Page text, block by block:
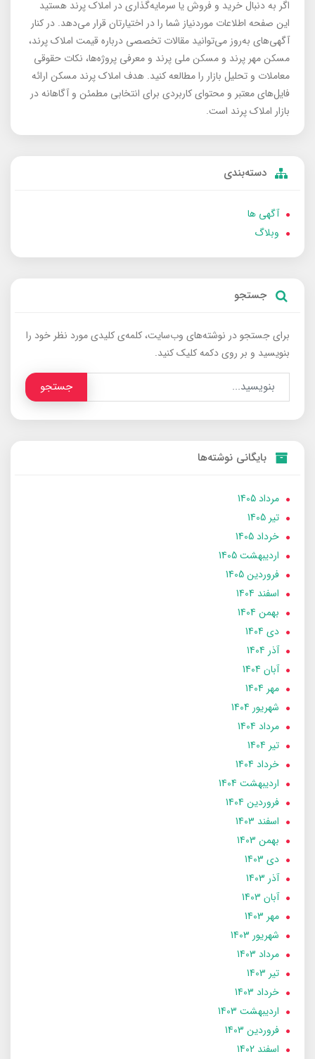
اگر به دنبال خرید و فروش یا سرمایه‌گذاری در املاک پرند هستید
این صفحه اطلاعات موردنیاز شما را در اختیارتان قرار می‌دهد. در کنار
آگهی‌های به‌روز می‌توانید مقالات تخصصی درباره قیمت املاک پرند،
مسکن مهر پرند و مسکن ملی پرند و معرفی پروژه‌ها، نکات حقوقی
معاملات و تحلیل بازار را مطالعه کنید. هدف املاک پرند مسکن ارائه
فایل‌های معتبر و محتوای کاربردی برای انتخابی مطمئن و آگاهانه در
بازار املاک پرند است.
دسته‌بندی
آگهی ها
وبلاگ
جستجو
برای جستجو در نوشته‌های وب‌سایت، کلمه‌ی کلیدی مورد نظر خود را
بنویسید و بر روی دکمه کلیک کنید.
جستجو
بایگانی نوشته‌ها
مرداد 1405
تير 1405
خرداد 1405
ارديبهشت 1405
فروردین 1405
اسفند 1404
بهمن 1404
دی 1404
آذر 1404
آبان 1404
مهر 1404
شهریور 1404
مرداد 1404
تير 1404
خرداد 1404
ارديبهشت 1404
فروردین 1404
اسفند 1403
بهمن 1403
دی 1403
آذر 1403
آبان 1403
مهر 1403
شهریور 1403
مرداد 1403
تير 1403
خرداد 1403
ارديبهشت 1403
فروردین 1403
اسفند 1402